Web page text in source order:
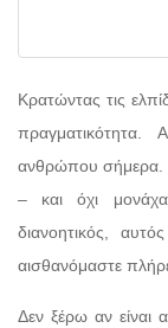
Κρατώντας τις
ανθρώπου σήμερα.
– και όχι
διανοητικός,
αισθανόμαστε
Δεν ξέρω αν είναι